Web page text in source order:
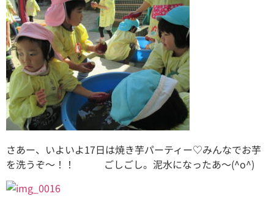
さあー、いよいよ17日は焼き芋パーティー♡みんなでお芋
を洗うぞ～！！ ごしごし。泥水になったあ～(^o^)